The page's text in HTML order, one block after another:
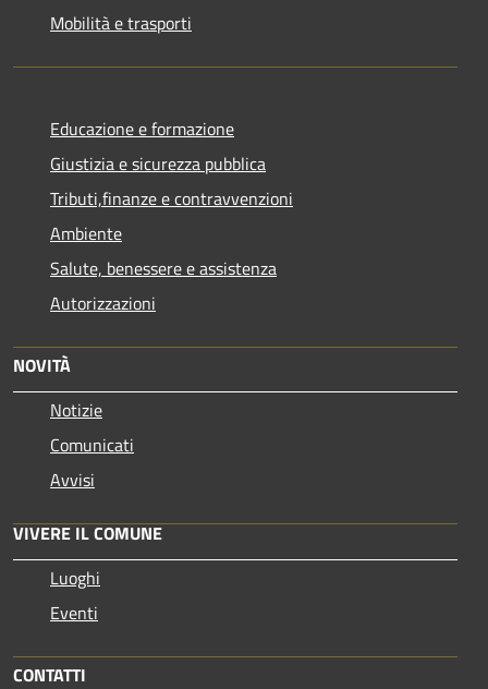
Mobilità e trasporti
Educazione e formazione
Giustizia e sicurezza pubblica
Tributi,finanze e contravvenzioni
Ambiente
Salute, benessere e assistenza
Autorizzazioni
NOVITÀ
Notizie
Comunicati
Avvisi
VIVERE IL COMUNE
Luoghi
Eventi
CONTATTI